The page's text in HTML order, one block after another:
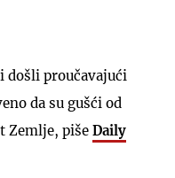
došli proučavajući
da su gušći od
Zemlje, piše Daily